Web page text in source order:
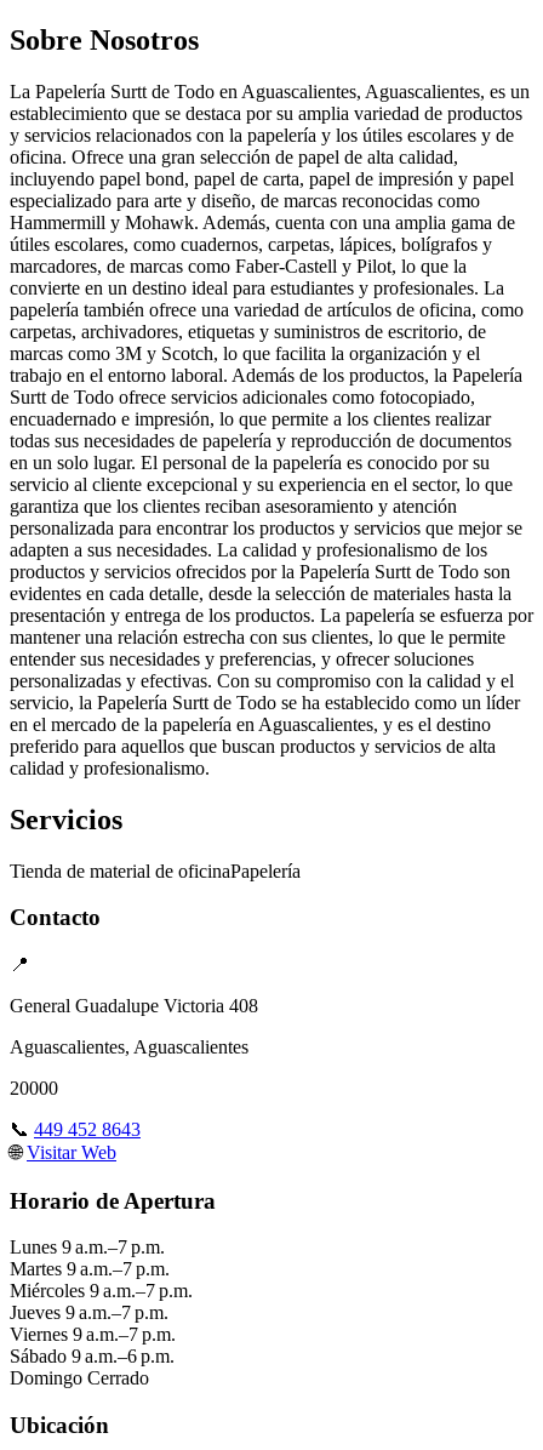
Sobre Nosotros
La Papelería Surtt de Todo en Aguascalientes, Aguascalientes, es un
establecimiento que se destaca por su amplia variedad de productos
y servicios relacionados con la papelería y los útiles escolares y de
oficina. Ofrece una gran selección de papel de alta calidad,
incluyendo papel bond, papel de carta, papel de impresión y papel
especializado para arte y diseño, de marcas reconocidas como
Hammermill y Mohawk. Además, cuenta con una amplia gama de
útiles escolares, como cuadernos, carpetas, lápices, bolígrafos y
marcadores, de marcas como Faber-Castell y Pilot, lo que la
convierte en un destino ideal para estudiantes y profesionales. La
papelería también ofrece una variedad de artículos de oficina, como
carpetas, archivadores, etiquetas y suministros de escritorio, de
marcas como 3M y Scotch, lo que facilita la organización y el
trabajo en el entorno laboral. Además de los productos, la Papelería
Surtt de Todo ofrece servicios adicionales como fotocopiado,
encuadernado e impresión, lo que permite a los clientes realizar
todas sus necesidades de papelería y reproducción de documentos
en un solo lugar. El personal de la papelería es conocido por su
servicio al cliente excepcional y su experiencia en el sector, lo que
garantiza que los clientes reciban asesoramiento y atención
personalizada para encontrar los productos y servicios que mejor se
adapten a sus necesidades. La calidad y profesionalismo de los
productos y servicios ofrecidos por la Papelería Surtt de Todo son
evidentes en cada detalle, desde la selección de materiales hasta la
presentación y entrega de los productos. La papelería se esfuerza por
mantener una relación estrecha con sus clientes, lo que le permite
entender sus necesidades y preferencias, y ofrecer soluciones
personalizadas y efectivas. Con su compromiso con la calidad y el
servicio, la Papelería Surtt de Todo se ha establecido como un líder
en el mercado de la papelería en Aguascalientes, y es el destino
preferido para aquellos que buscan productos y servicios de alta
calidad y profesionalismo.
Servicios
Tienda de material de oficinaPapelería
Contacto
📍
General Guadalupe Victoria 408
Aguascalientes, Aguascalientes
20000
📞 449 452 8643
🌐 Visitar Web
Horario de Apertura
Lunes 9 a.m.–7 p.m.
Martes 9 a.m.–7 p.m.
Miércoles 9 a.m.–7 p.m.
Jueves 9 a.m.–7 p.m.
Viernes 9 a.m.–7 p.m.
Sábado 9 a.m.–6 p.m.
Domingo Cerrado
Ubicación